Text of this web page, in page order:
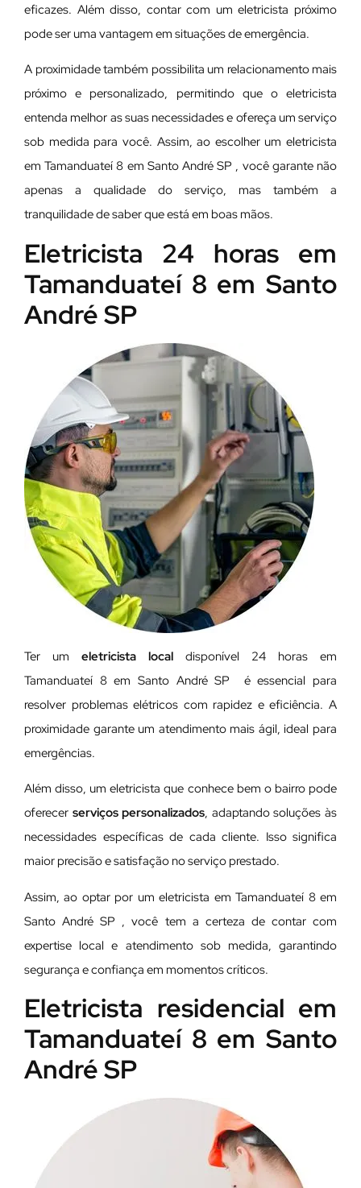
eficazes. Além disso, contar com um eletricista próximo
pode ser uma vantagem em situações de emergência.
A proximidade também possibilita um relacionamento mais
próximo e personalizado, permitindo que o eletricista
entenda melhor as suas necessidades e ofereça um serviço
sob medida para você. Assim, ao escolher um eletricista
em Tamanduateí 8 em Santo André SP , você garante não
apenas a qualidade do serviço, mas também a
tranquilidade de saber que está em boas mãos.
Eletricista 24 horas em
Tamanduateí 8 em Santo
André SP
Ter um eletricista local disponível 24 horas em
Tamanduateí 8 em Santo André SP é essencial para
resolver problemas elétricos com rapidez e eficiência. A
proximidade garante um atendimento mais ágil, ideal para
emergências.
Além disso, um eletricista que conhece bem o bairro pode
oferecer serviços personalizados, adaptando soluções às
necessidades específicas de cada cliente. Isso significa
maior precisão e satisfação no serviço prestado.
Assim, ao optar por um eletricista em Tamanduateí 8 em
Santo André SP , você tem a certeza de contar com
expertise local e atendimento sob medida, garantindo
segurança e confiança em momentos críticos.
Eletricista residencial em
Tamanduateí 8 em Santo
André SP